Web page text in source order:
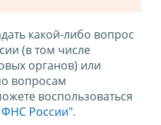
какой-либо вопрос
(в том числе
органов) или
вопросам
воспользоваться
ФНС России".